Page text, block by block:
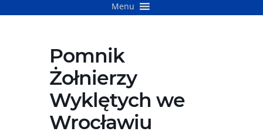
Menu
Pomnik
Żołnierzy
Wyklętych we
Wrocławiu